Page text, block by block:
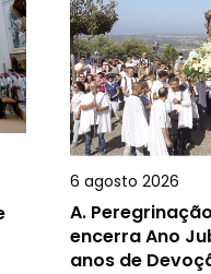
6 agosto 2026
A.
encerra Ano
anos de